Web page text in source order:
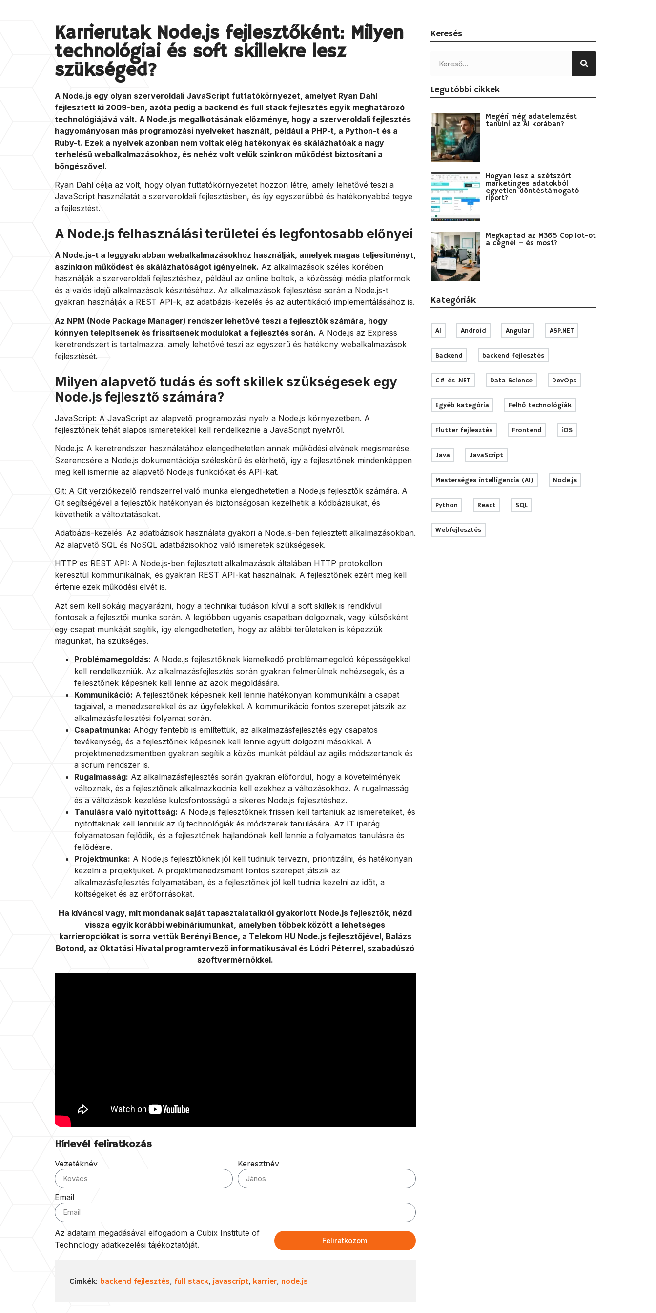
Karrierutak Node.js fejlesztőként: Milyen
technológiai és soft skillekre lesz
szükséged?
A Node.js egy olyan szerveroldali JavaScript futtatókörnyezet, amelyet Ryan Dahl
fejlesztett ki 2009-ben, azóta pedig a backend és full stack fejlesztés egyik meghatározó
technológiájává vált. A Node.js megalkotásának előzménye, hogy a szerveroldali fejlesztés
hagyományosan más programozási nyelveket használt, például a PHP-t, a Python-t és a
Ruby-t. Ezek a nyelvek azonban nem voltak elég hatékonyak és skálázhatóak a nagy
terhelésű webalkalmazásokhoz, és nehéz volt velük szinkron működést biztosítani a
böngészővel.
Ryan Dahl célja az volt, hogy olyan futtatókörnyezetet hozzon létre, amely lehetővé teszi a
JavaScript használatát a szerveroldali fejlesztésben, és így egyszerűbbé és hatékonyabbá tegye
a fejlesztést.
A Node.js felhasználási területei és legfontosabb előnyei
A Node.js-t a leggyakrabban webalkalmazásokhoz használják, amelyek magas teljesítményt,
aszinkron működést és skálázhatóságot igényelnek. Az alkalmazások széles körében
használják a szerveroldali fejlesztéshez, például az online boltok, a közösségi média platformok
és a valós idejű alkalmazások készítéséhez. Az alkalmazások fejlesztése során a Node.js-t
gyakran használják a REST API-k, az adatbázis-kezelés és az autentikáció implementálásához is.
Az NPM (Node Package Manager) rendszer lehetővé teszi a fejlesztők számára, hogy
könnyen telepítsenek és frissítsenek modulokat a fejlesztés során. A Node.js az Express
keretrendszert is tartalmazza, amely lehetővé teszi az egyszerű és hatékony webalkalmazások
fejlesztését.
Milyen alapvető tudás és soft skillek szükségesek egy
Node.js fejlesztő számára?
JavaScript: A JavaScript az alapvető programozási nyelv a Node.js környezetben. A
fejlesztőnek tehát alapos ismeretekkel kell rendelkeznie a JavaScript nyelvről.
Node.js: A keretrendszer használatához elengedhetetlen annak működési elvének megismerése.
Szerencsére a Node.js dokumentációja széleskörű és elérhető, így a fejlesztőnek mindenképpen
meg kell ismernie az alapvető Node.js funkciókat és API-kat.
Git: A Git verziókezelő rendszerrel való munka elengedhetetlen a Node.js fejlesztők számára. A
Git segítségével a fejlesztők hatékonyan és biztonságosan kezelhetik a kódbázisukat, és
követhetik a változtatásokat.
Adatbázis-kezelés: Az adatbázisok használata gyakori a Node.js-ben fejlesztett alkalmazásokban.
Az alapvető SQL és NoSQL adatbázisokhoz való ismeretek szükségesek.
HTTP és REST API: A Node.js-ben fejlesztett alkalmazások általában HTTP protokollon
keresztül kommunikálnak, és gyakran REST API-kat használnak. A fejlesztőnek ezért meg kell
értenie ezek működési elvét is.
Azt sem kell sokáig magyarázni, hogy a technikai tudáson kívül a soft skillek is rendkívül
fontosak a fejlesztői munka során. A legtöbben ugyanis csapatban dolgoznak, vagy külsősként
egy csapat munkáját segítik, így elengedhetetlen, hogy az alábbi területeken is képezzük
magunkat, ha szükséges.
Problémamegoldás: A Node.js fejlesztőknek kiemelkedő problémamegoldó képességekkel
kell rendelkezniük. Az alkalmazásfejlesztés során gyakran felmerülnek nehézségek, és a
fejlesztőnek képesnek kell lennie az azok megoldására.
Kommunikáció: A fejlesztőnek képesnek kell lennie hatékonyan kommunikálni a csapat
tagjaival, a menedzserekkel és az ügyfelekkel. A kommunikáció fontos szerepet játszik az
alkalmazásfejlesztési folyamat során.
Csapatmunka: Ahogy fentebb is említettük, az alkalmazásfejlesztés egy csapatos
tevékenység, és a fejlesztőnek képesnek kell lennie együtt dolgozni másokkal. A
projektmenedzsmentben gyakran segítik a közös munkát például az agilis módszertanok és
a scrum rendszer is.
Rugalmasság: Az alkalmazásfejlesztés során gyakran előfordul, hogy a követelmények
változnak, és a fejlesztőnek alkalmazkodnia kell ezekhez a változásokhoz. A rugalmasság
és a változások kezelése kulcsfontosságú a sikeres Node.js fejlesztéshez.
Tanulásra való nyitottság: A Node.js fejlesztőknek frissen kell tartaniuk az ismereteiket, és
nyitottaknak kell lenniük az új technológiák és módszerek tanulására. Az IT iparág
folyamatosan fejlődik, és a fejlesztőnek hajlandónak kell lennie a folyamatos tanulásra és
fejlődésre.
Projektmunka: A Node.js fejlesztőknek jól kell tudniuk tervezni, prioritizálni, és hatékonyan
kezelni a projektjüket. A projektmenedzsment fontos szerepet játszik az
alkalmazásfejlesztés folyamatában, és a fejlesztőnek jól kell tudnia kezelni az időt, a
költségeket és az erőforrásokat.
Ha kíváncsi vagy, mit mondanak saját tapasztalataikról gyakorlott Node.js fejlesztők, nézd
vissza egyik korábbi webináriumunkat, amelyben többek között a lehetséges
karrieropciókat is sorra vettük Berényi Bence, a Telekom HU Node.js fejlesztőjével, Balázs
Botond, az Oktatási Hivatal programtervező informatikusával és Lódri Péterrel, szabadúszó
szoftvermérnökkel.
Hírlevél feliratkozás
Vezetéknév Keresztnév
Email
Az adataim megadásával elfogadom a Cubix Institute of
Technology adatkezelési tájékoztatóját.
Feliratkozom
Cimkék: backend fejlesztés, full stack, javascript, karrier, node.js
Keresés
Legutóbbi cikkek
Megéri még adatelemzést
tanulni az AI korában?
Hogyan lesz a szétszórt
marketinges adatokból
egyetlen döntéstámogató
riport?
Megkaptad az M365 Copilot-ot
a cégnél – és most?
Kategóriák
AI Android Angular ASP.NET
Backend backend fejlesztés
C# és .NET Data Science DevOps
Egyéb kategória Felhő technológiák
Flutter fejlesztés Frontend iOS
Java JavaScript
Mesterséges intelligencia (AI) Node.js
Python React SQL
Webfejlesztés